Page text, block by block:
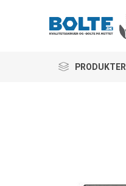
PRODUKTER